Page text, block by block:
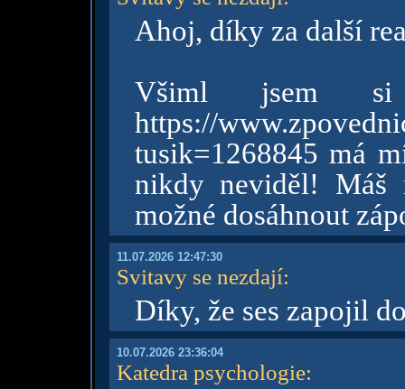
Ahoj, díky za další
Všiml jsem si
https://
tusik=1268845 má
nikdy neviděl! Máš
možné dosáhnout
11.07.2026 12:47:30
Svitavy se nezdají:
Díky, že ses zapojil
10.07.2026 23:36:04
Katedra psychologie: